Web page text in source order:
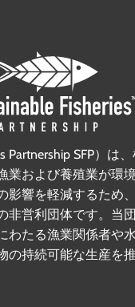
Partnership SFP）は
業および養殖業が環
影響を軽減するため
非営利団体です。当
わたる漁業関係者や
の持続可能な生産を